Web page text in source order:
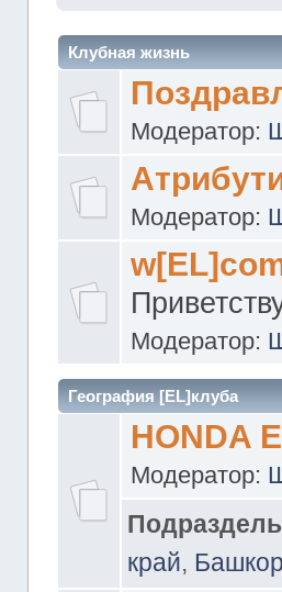
Клубная жизнь
Модератор:
Модератор:
Модератор:
География [EL]клуба
HONDA
Модератор:
край,